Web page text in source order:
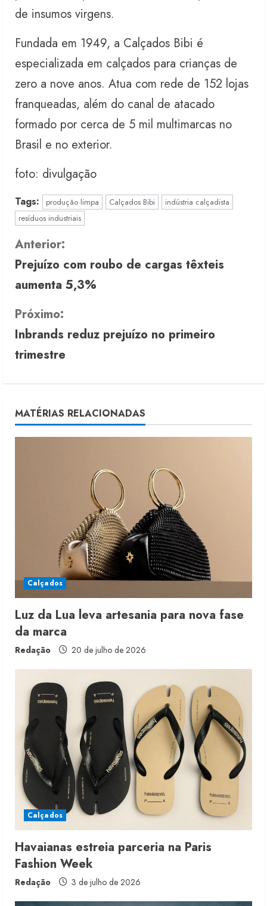
de insumos virgens.
Fundada em 1949, a Calçados Bibi é
especializada em calçados para crianças de
zero a nove anos. Atua com rede de 152 lojas
franqueadas, além do canal de atacado
formado por cerca de 5 mil multimarcas no
Brasil e no exterior.
foto: divulgação
Tags: produção limpa Calçados Bibi
indústria calçadista
resíduos industriais
C
o
n
t
i
e
n
g
Anterior:
Prejuízo com roubo de cargas têxteis
aumenta 5,3%
Próximo:
Inbrands reduz prejuízo no primeiro
trimestre
MATÉRIAS RELACIONADAS
Calçados
Luz da Lua leva artesania para nova fase
da marca
Redação 20 de julho de 2026
Calçados
Havaianas estreia parceria na Paris
Fashion Week
Redação 3 de julho de 2026